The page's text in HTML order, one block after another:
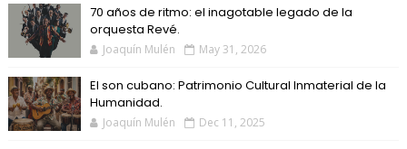
70 años de ritmo: el inagotable legado de la
orquesta Revé.
Joaquín Mulén May 31, 2026
El son cubano: Patrimonio Cultural Inmaterial de la
Humanidad.
Joaquín Mulén Dec 11, 2025